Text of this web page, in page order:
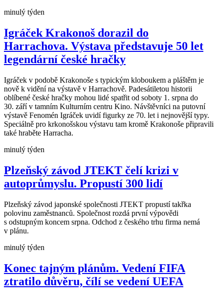
minulý týden
Igráček Krakonoš dorazil do
Harrachova. Výstava představuje 50 let
legendární české hračky
Igráček v podobě Krakonoše s typickým kloboukem a pláštěm je
nově k vidění na výstavě v Harrachově. Padesátiletou historii
oblíbené české hračky mohou lidé spatřit od soboty 1. srpna do
30. září v tamním Kulturním centru Kino. Návštěvníci na putovní
výstavě Fenomén Igráček uvidí figurky ze 70. let i nejnovější typy.
Speciálně pro krkonošskou výstavu tam kromě Krakonoše připravili
také hraběte Harracha.
minulý týden
Plzeňský závod JTEKT čelí krizi v
autoprůmyslu. Propustí 300 lidí
Plzeňský závod japonské společnosti JTEKT propustí takřka
polovinu zaměstnanců. Společnost rozdá první výpovědi
s odstupným koncem srpna. Odchod z českého trhu firma nemá
v plánu.
minulý týden
Konec tajným plánům. Vedení FIFA
ztratilo důvěru, čílí se vedení UEFA